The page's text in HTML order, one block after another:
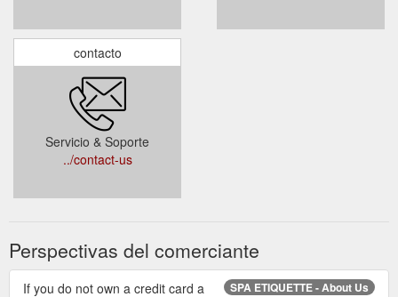
contacto
Servicio & Soporte
../contact-us
Perspectivas del comerciante
SPA ETIQUETTE - About Us
If you do not own a credit card a